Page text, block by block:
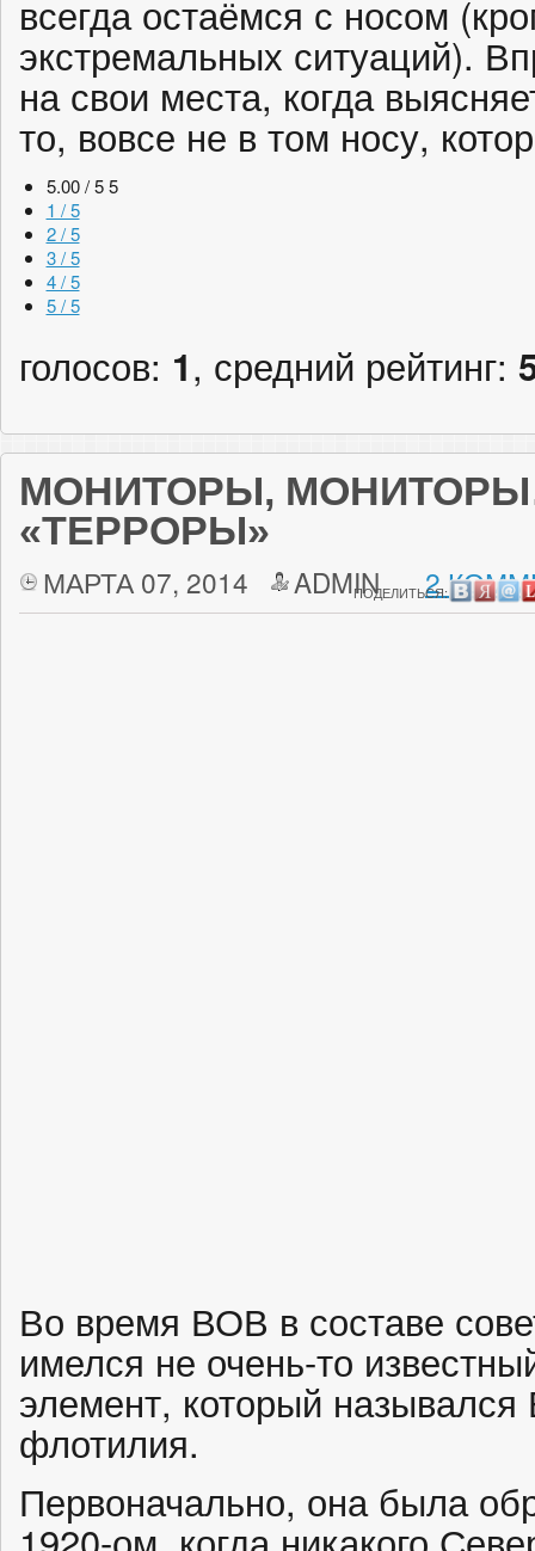
всегда остаёмся с носом
экстремальных ситуаций).
на свои места, когда
то, вовсе не в том носу,
5.00 / 5 5
1 / 5
2 / 5
3 / 5
4 / 5
5 / 5
голосов: 1, средний рейтинг:
МОНИТОРЫ,
«ТЕРРОРЫ»
МАРТА 07, 2014 ADMIN 2
ПОДЕЛИТЬСЯ:
Во время ВОВ в составе
имелся не очень-то
элемент, который
флотилия.
Первоначально, она была